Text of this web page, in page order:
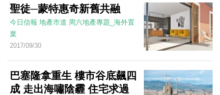
聖徒─蒙特惠奇新舊共融
今日信報 地產市道 周六地產專題_海外置
業
2017/09/30
巴塞隆拿重生 樓市谷底飆四
成 走出海嘯陰霾 住宅求過